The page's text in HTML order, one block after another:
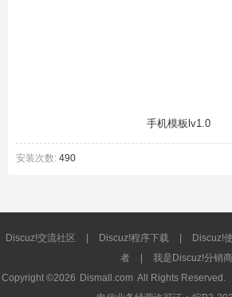
手机模板lv1.0
安装次数: 490
Discuz!交流社区 Discuz!程序下载 Discuz!
者
我是Discuz!分销商
Copyright ©2026 Dismall.com All Rights Reserved.